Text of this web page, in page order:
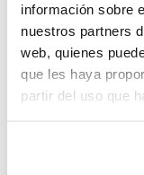
información sobre
nuestros partners
web, quienes
que les haya
partir del uso que
Por su parte, el
recibió el
promoción y su
Deportivamente,
y socialmente,